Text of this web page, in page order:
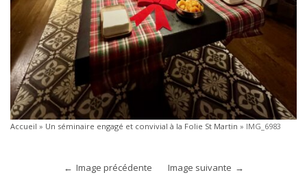
Accueil » Un séminaire engagé et convivial à la Folie St Martin » IMG_6983
Image précédente Image suivante